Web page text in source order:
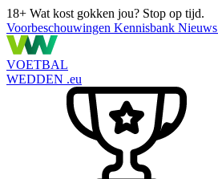
18+ Wat kost gokken jou? Stop op tijd.
Voorbeschouwingen Kennisbank Nieuws
VOETBAL
WEDDEN .eu